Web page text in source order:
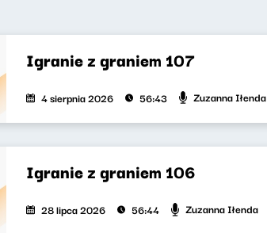
Igranie z graniem 107
4 sierpnia 2026 56:43 Zuzanna Iłenda
Igranie z graniem 106
28 lipca 2026 56:44 Zuzanna Iłenda